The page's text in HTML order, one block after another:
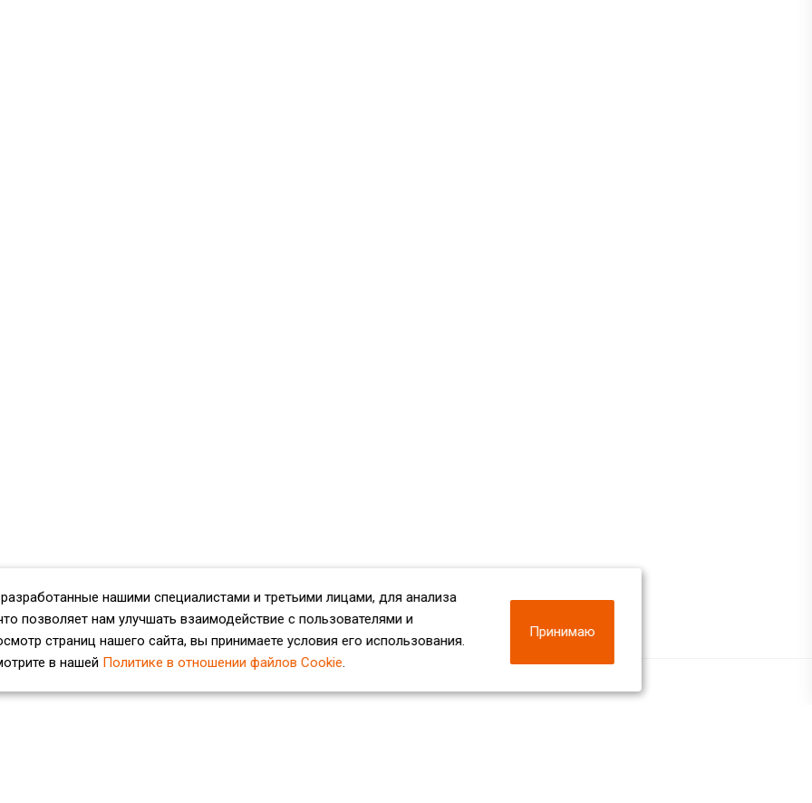
нашими специалистами и третьими лицами, для анализа
позволяет нам улучшать взаимодействие с пользователями и
страниц нашего сайта, вы принимаете условия его использования.
в нашей Политике в отношении файлов Cookie.
Принимаю